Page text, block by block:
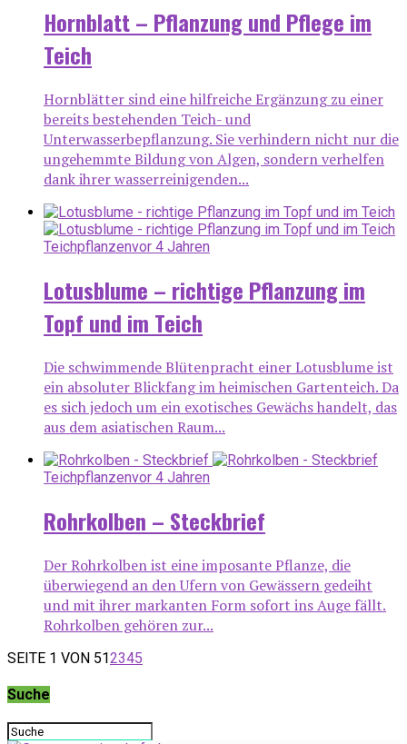
Hornblatt – Pflanzung und Pflege im
Teich
Hornblätter sind eine hilfreiche Ergänzung zu einer
bereits bestehenden Teich- und
Unterwasserbepflanzung. Sie verhindern nicht nur die
ungehemmte Bildung von Algen, sondern verhelfen
dank ihrer wasserreinigenden...
Teichpflanzenvor 4 Jahren
Lotusblume – richtige Pflanzung im
Topf und im Teich
Die schwimmende Blütenpracht einer Lotusblume ist
ein absoluter Blickfang im heimischen Gartenteich. Da
es sich jedoch um ein exotisches Gewächs handelt, das
aus dem asiatischen Raum...
Teichpflanzenvor 4 Jahren
Rohrkolben – Steckbrief
Der Rohrkolben ist eine imposante Pflanze, die
überwiegend an den Ufern von Gewässern gedeiht
und mit ihrer markanten Form sofort ins Auge fällt.
Rohrkolben gehören zur...
SEITE 1 VON 512345
Suche